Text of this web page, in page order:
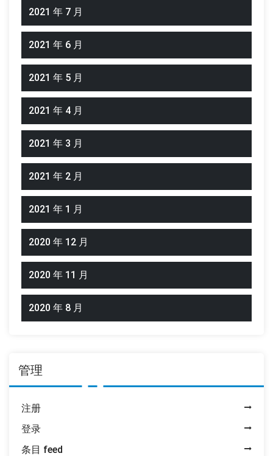
2021 年 7 月
2021 年 6 月
2021 年 5 月
2021 年 4 月
2021 年 3 月
2021 年 2 月
2021 年 1 月
2020 年 12 月
2020 年 11 月
2020 年 8 月
管理
注册
登录
条目 feed